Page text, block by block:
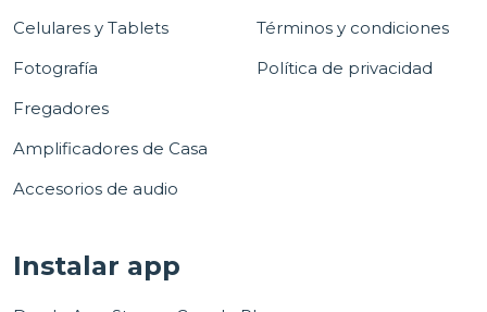
Celulares y Tablets
Fotografía
Fregadores
Amplificadores de Casa
Accesorios de audio
Términos y condiciones
Política de privacidad
Instalar app